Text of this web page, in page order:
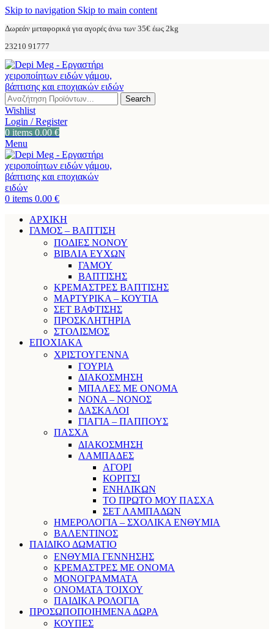
Skip to navigation Skip to main content
Δωρεάν μεταφορικά για αγορές άνω των 35€ έως 2kg
23210 91777
Search
Wishlist
Login / Register
0 items 0.00 €
Menu
0 items 0.00 €
ΑΡΧΙΚΗ
ΓΑΜΟΣ – ΒΑΠΤΙΣΗ
ΠΟΔΙΕΣ ΝΟΝΟΥ
ΒΙΒΛΙΑ ΕΥΧΩΝ
ΓΑΜΟΥ
ΒΑΠΤΙΣΗΣ
ΚΡΕΜΑΣΤΡΕΣ ΒΑΠΤΙΣΗΣ
ΜΑΡΤΥΡΙΚΑ – ΚΟΥΤΙΑ
ΣΕΤ ΒΑΦΤΙΣΗΣ
ΠΡΟΣΚΛΗΤΗΡΙΑ
ΣΤΟΛΙΣΜΟΣ
ΕΠΟΧΙΑΚΑ
ΧΡΙΣΤΟΥΓΕΝΝΑ
ΓΟΥΡΙΑ
ΔΙΑΚΟΣΜΗΣΗ
ΜΠΑΛΕΣ ΜΕ ΟΝΟΜΑ
ΝΟΝΑ – ΝΟΝΟΣ
ΔΑΣΚΑΛΟΙ
ΓΙΑΓΙΑ – ΠΑΠΠΟΥΣ
ΠΑΣΧΑ
ΔΙΑΚΟΣΜΗΣΗ
ΛΑΜΠΑΔΕΣ
ΑΓΟΡΙ
ΚΟΡΙΤΣΙ
ΕΝΗΛΙΚΩΝ
ΤΟ ΠΡΩΤΟ ΜΟΥ ΠΑΣΧΑ
ΣΕΤ ΛΑΜΠΑΔΩΝ
ΗΜΕΡΟΛΟΓΙΑ – ΣΧΟΛΙΚΑ ΕΝΘΥΜΙΑ
ΒΑΛΕΝΤΙΝΟΣ
ΠΑΙΔΙΚΟ ΔΩΜΑΤΙΟ
ΕΝΘΥΜΙΑ ΓΕΝΝΗΣΗΣ
ΚΡΕΜΑΣΤΡΕΣ ΜΕ ΟΝΟΜΑ
ΜΟΝΟΓΡΑΜΜΑΤΑ
ΟΝΟΜΑΤΑ ΤΟΙΧΟΥ
ΠΑΙΔΙΚΑ ΡΟΛΟΓΙΑ
ΠΡΟΣΩΠΟΠΟΙΗΜΕΝΑ ΔΩΡΑ
ΚΟΥΠΕΣ